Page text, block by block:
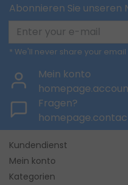
Abonnieren Sie unseren
* We'll never share your
Mein konto
Fragen?
Kundendienst
Mein konto
Kategorien